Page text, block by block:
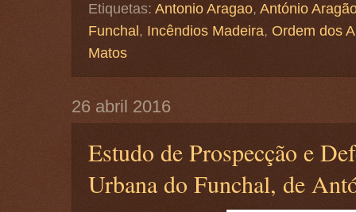
Etiquetas: Antonio Aragao, António
Funchal , Incêndios Madeira, Ordem dos
Matos
26 abril 2016
Estudo de Prospecção e
Urbana do Funchal, de